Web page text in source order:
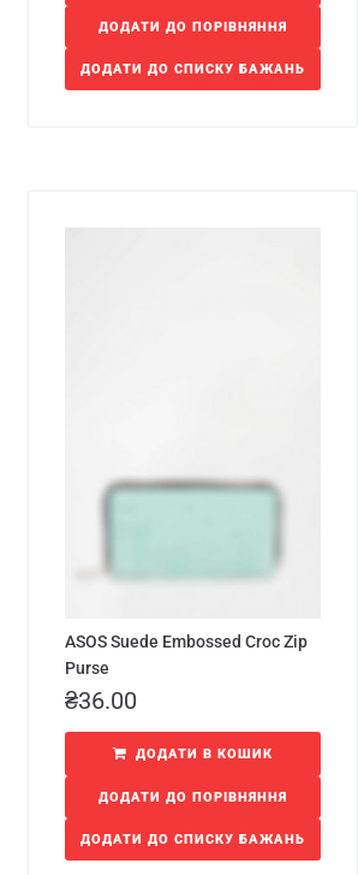
ДОДАТИ ДО ПОРІВНЯННЯ
ДОДАТИ ДО СПИСКУ БАЖАНЬ
ASOS Suede Embossed Croc Zip
Purse
₴36.00
ДОДАТИ В КОШИК
ДОДАТИ ДО ПОРІВНЯННЯ
ДОДАТИ ДО СПИСКУ БАЖАНЬ